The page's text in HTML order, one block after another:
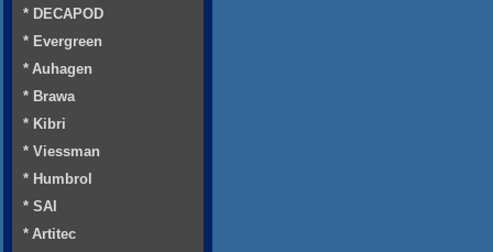
* DECAPOD
* Evergreen
* Auhagen
* Brawa
* Kibri
* Viessman
* Humbrol
* SAI
* Artitec